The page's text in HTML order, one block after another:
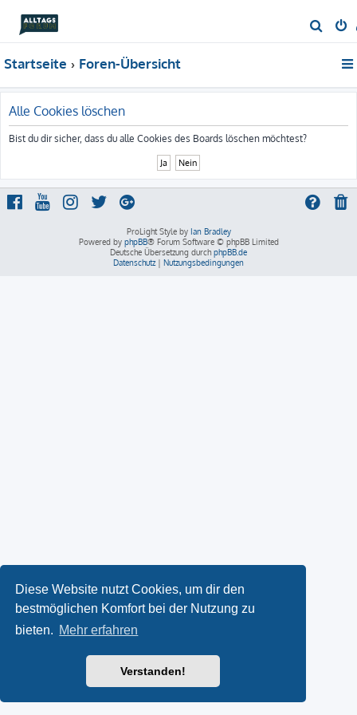
Diese Website nutzt Cookies, um dir den
bestmöglichen Komfort bei der Nutzung zu
bieten. Mehr erfahren
Verstanden!
u
Startseite Foren-Übersicht
Alle Cookies löschen
Bist du dir sicher, dass du alle Cookies des Boards löschen möchtest?
ProLight Style by Ian Bradley
Powered by phpBB® Forum Software © phpBB Limited
Deutsche Übersetzung durch phpBB.de
Datenschutz | Nutzungsbedingungen